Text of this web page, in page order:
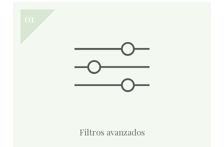
Filtros avanzados